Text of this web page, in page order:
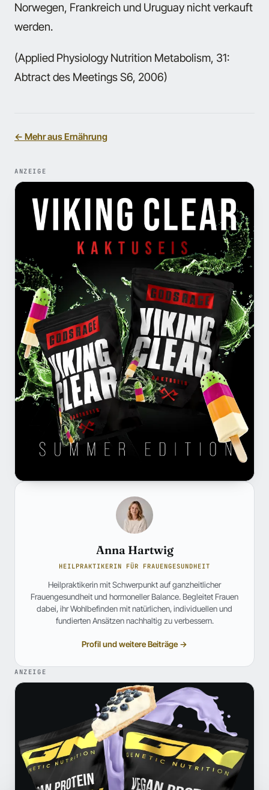
Norwegen, Frankreich und Uruguay nicht verkauft
werden.
(Applied Physiology Nutrition Metabolism, 31:
Abtract des Meetings S6, 2006)
← Mehr aus Ernährung
ANZEIGE
Anna Hartwig
HEILPRAKTIKERIN FÜR FRAUENGESUNDHEIT
Heilpraktikerin mit Schwerpunkt auf ganzheitlicher
Frauengesundheit und hormoneller Balance. Begleitet Frauen
dabei, ihr Wohlbefinden mit natürlichen, individuellen und
fundierten Ansätzen nachhaltig zu verbessern.
Profil und weitere Beiträge →
ANZEIGE